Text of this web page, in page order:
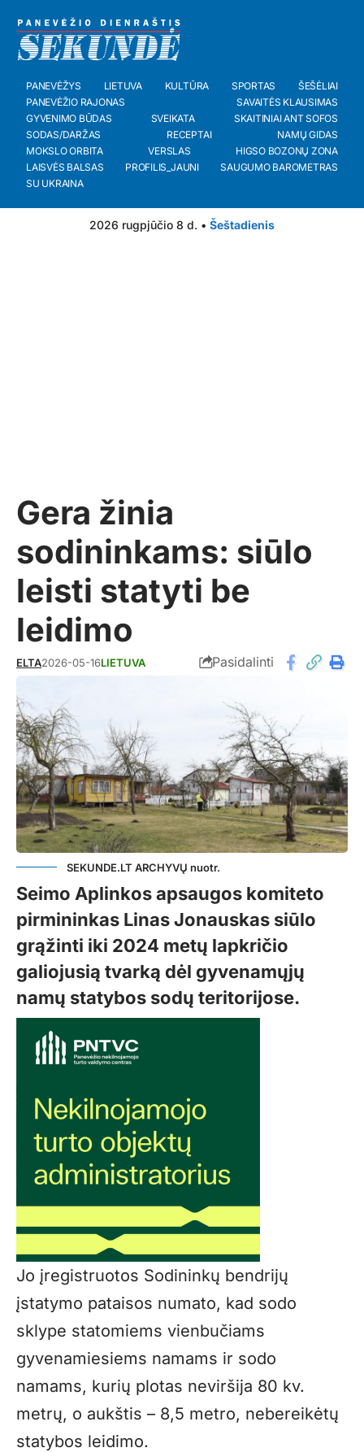
PANEVĖŽYS LIETUVA KULTŪRA SPORTAS
ŠEŠĖLIAI
PANEVĖŽIO RAJONAS
SAVAITĖS KLAUSIMAS
GYVENIMO BŪDAS
SVEIKATA
SKAITINIAI ANT SOFOS
SODAS/DARŽAS
RECEPTAI
NAMŲ GIDAS
MOKSLO ORBITA
VERSLAS
HIGSO BOZONŲ ZONA
LAISVĖS BALSAS
PROFILIS_JAUNI
SAUGUMO BAROMETRAS
SU UKRAINA
2026 rugpjūčio 8 d. • Šeštadienis
Gera žinia
sodininkams: siūlo
leisti statyti be
leidimo
ELTA2026-05-16LIETUVA Pasidalinti
SEKUNDE.LT ARCHYVŲ nuotr.
Seimo Aplinkos apsaugos komiteto
pirmininkas Linas Jonauskas siūlo
grąžinti iki 2024 metų lapkričio
galiojusią tvarką dėl gyvenamųjų
namų statybos sodų teritorijose.
Jo įregistruotos Sodininkų bendrijų
įstatymo pataisos numato, kad sodo
sklype statomiems vienbučiams
gyvenamiesiems namams ir sodo
namams, kurių plotas neviršija 80 kv.
metrų, o aukštis – 8,5 metro, nebereikėtų
statybos leidimo.